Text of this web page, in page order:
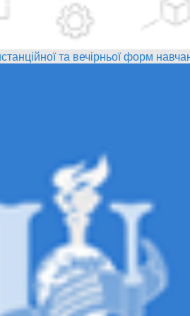
та вечірньої форм